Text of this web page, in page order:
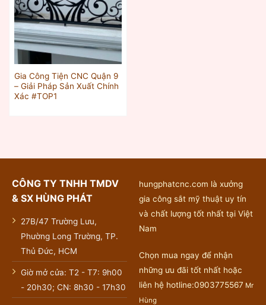
Gia Công Tiện CNC Quận 9
– Giải Pháp Sản Xuất Chính
Xác #TOP1
CÔNG TY TNHH TMDV
& SX HÙNG PHÁT
27B/47 Trường Lưu,
Phường Long Trường, TP.
Thủ Đức, HCM
Giờ mở cửa: T2 - T7: 9h00
- 20h30; CN: 8h30 - 17h30
hungphatcnc.com là xưởng
gia công sắt mỹ thuật uy tín
và chất lượng tốt nhất tại Việt
Nam
Chọn mua ngay để nhận
những ưu đãi tốt nhất hoặc
liên hệ hotline:0903775567 Mr
Hùng